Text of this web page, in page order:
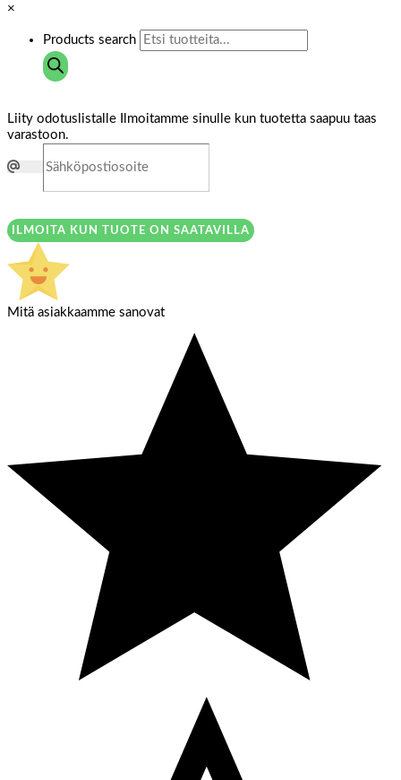
×
Products search
Liity odotuslistalle
Ilmoitamme sinulle kun tuotetta saapuu taas
varastoon.
ILMOITA KUN TUOTE ON SAATAVILLA
Mitä asiakkaamme sanovat